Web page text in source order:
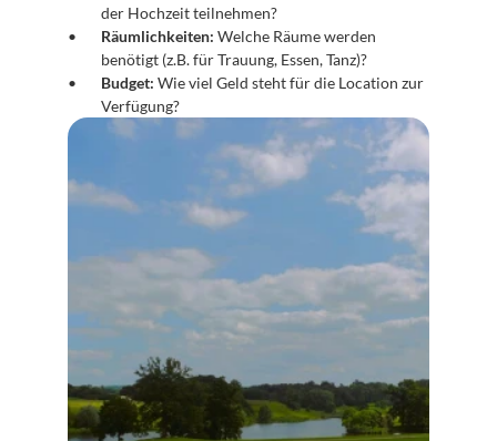
der Hochzeit teilnehmen?
Räumlichkeiten: Welche Räume werden
benötigt (z.B. für Trauung, Essen, Tanz)?
Budget: Wie viel Geld steht für die Location zur
Verfügung?